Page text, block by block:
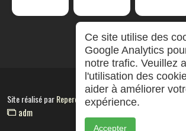
Site réalisé parRepereCom
adm
Ce site utilise des
Google Analytics
notre trafic. Veuillez
l'utilisation des
aider à améliorer
expérience.
Accepter